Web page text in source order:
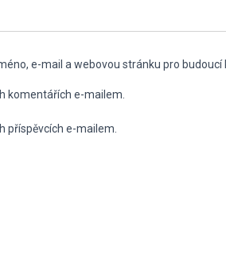
e-mail a webovou stránku pro budoucí
komentářích e-mailem.
příspěvcích e-mailem.